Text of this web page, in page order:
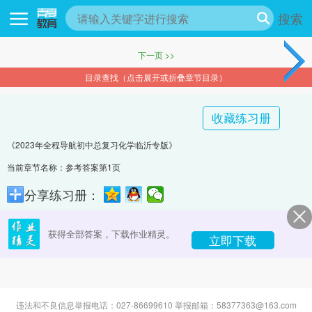
搜索
下一页 >>
目录查找（点击展开或折叠章节目录）
收藏练习册
《2023年全程导航初中总复习化学临沂专版》
当前章节名称：参考答案第1页
分享练习册：
获得全部答案，下载作业精灵。 立即下载
违法和不良信息举报电话：027-86699610 举报邮箱：58377363@163.com